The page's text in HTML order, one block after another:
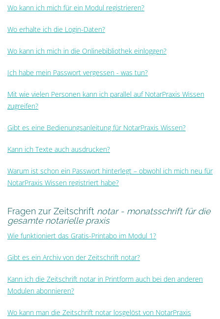
Wo kann ich mich für ein Modul registrieren?
Wo erhalte ich die Login-Daten?
Wo kann ich mich in die Onlinebibliothek einloggen?
Ich habe mein Passwort vergessen - was tun?
Mit wie vielen Personen kann ich parallel auf NotarPraxis Wissen
zugreifen?
Gibt es eine Bedienungsanleitung für NotarPraxis Wissen?
Kann ich Texte auch ausdrucken?
Warum ist schon ein Passwort hinterlegt – obwohl ich mich neu für
NotarPraxis Wissen registriert habe?
Fragen zur Zeitschrift notar - monatsschrift für die
gesamte notarielle praxis
Wie funktioniert das Gratis-Printabo im Modul 1?
Gibt es ein Archiv von der Zeitschrift notar?
Kann ich die Zeitschrift notar in Printform auch bei den anderen
Modulen abonnieren?
Wo kann man die Zeitschrift notar losgelöst von NotarPraxis